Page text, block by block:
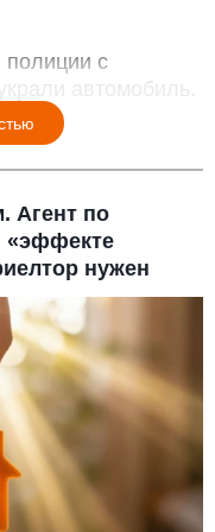
полиции с
автомобиль.
Агент по
«эффекте
нужен